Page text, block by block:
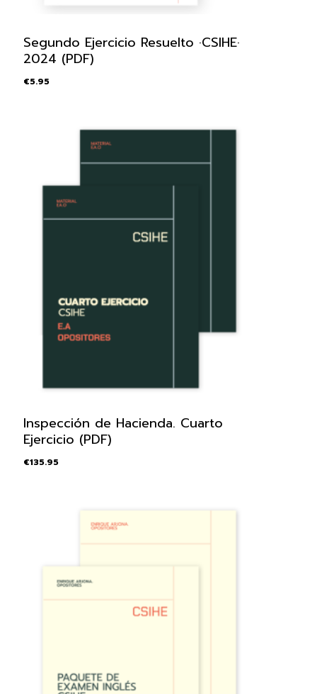
Segundo Ejercicio Resuelto ·CSIHE·
2024 (PDF)
€5.95
Inspección de Hacienda. Cuarto
Ejercicio (PDF)
€135.95